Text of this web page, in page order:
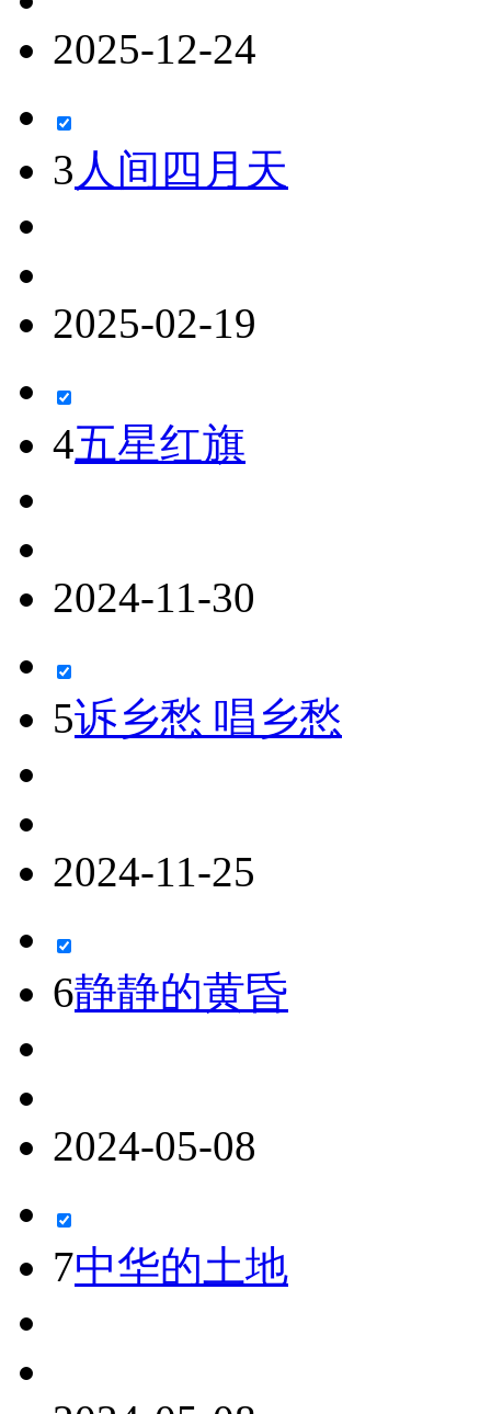
2025-12-24
3 人间四月天
2025-02-19
4五星红旗
2024-11-30
5诉乡愁 唱乡愁
2024-11-25
6静静的黄昏
2024-05-08
7中华的土地